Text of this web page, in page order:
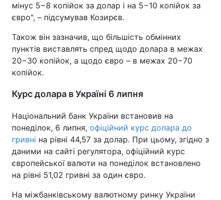
мінус 5−8 копійок за долар і на 5−10 копійок за
євро", – підсумував Козирєв.
Також він зазначив, що більшість обмінних
пунктів виставлять спред щодо долара в межах
20−30 копійок, а щодо євро – в межах 20−70
копійок.
Курс долара в Україні 6 липня
Національний банк України встановив на
понеділок, 6 липня, офіційний курс долара до
гривні на рівні 44,57 за долар. При цьому, згідно з
даними на сайті регулятора, офіційний курс
європейської валюти на понеділок встановлено
на рівні 51,02 гривні за один євро.
На міжбанківському валютному ринку України